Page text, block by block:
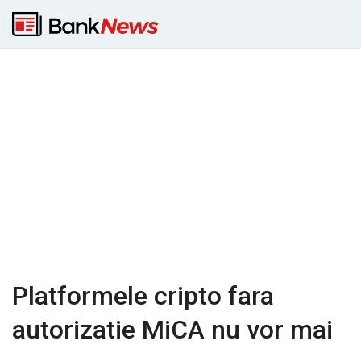
Platformele cripto fara
autorizatie MiCA nu vor mai